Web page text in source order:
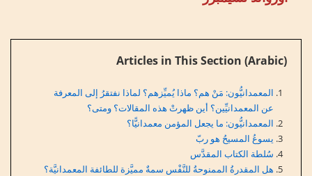
Articles in This Section (Arabic)
المعمدانيُّون: مَنْ هم؟ ماذا يُميِّزهم؟ لماذا نفتقرُ إلى المعرفة
عن المعمدانيِّين؟ أين ظهرتْ هذه المقالات؟ ومتى؟
المعمدانيُّون: ما يجعل المؤمن معمدانيًّا؟
يسوعُ المسيحُ هو ربّ
سُلطة الكتاب المقدَّس
هل المقدرةُ الممنوحةُ للنَّفْس سمةٌ مميَّزة للطائفة المعمدانيَّة؟